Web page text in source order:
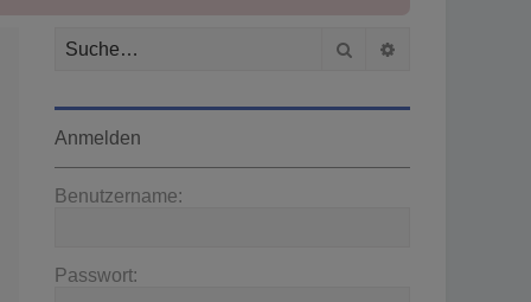
Suche
Anmelden
Benutzername:
Passwort: